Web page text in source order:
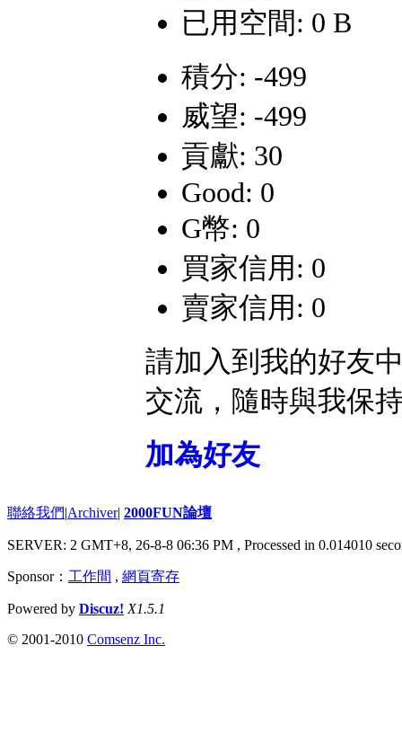
已用空間: 0 B
積分: -499
威望: -499
貢獻: 30
Good: 0
G幣: 0
買家信用: 0
賣家信用: 0
請加入到我的好友
交流，隨時與我保
加為好友
聯絡我們|Archiver| 2000FUN論壇
SERVER: 2 GMT+8, 26-8-8 06:36 PM , Processed in 0.014010
Sponsor： 工作間 , 網頁寄存
Powered by Discuz! X1.5.1
© 2001-2010 Comsenz Inc.